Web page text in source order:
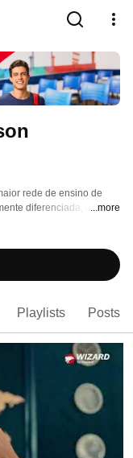
rede de ensino de
diferenciada, a
aluno, preparando-o
já ultrapassou a
com cursos para
...more
Playlists Posts